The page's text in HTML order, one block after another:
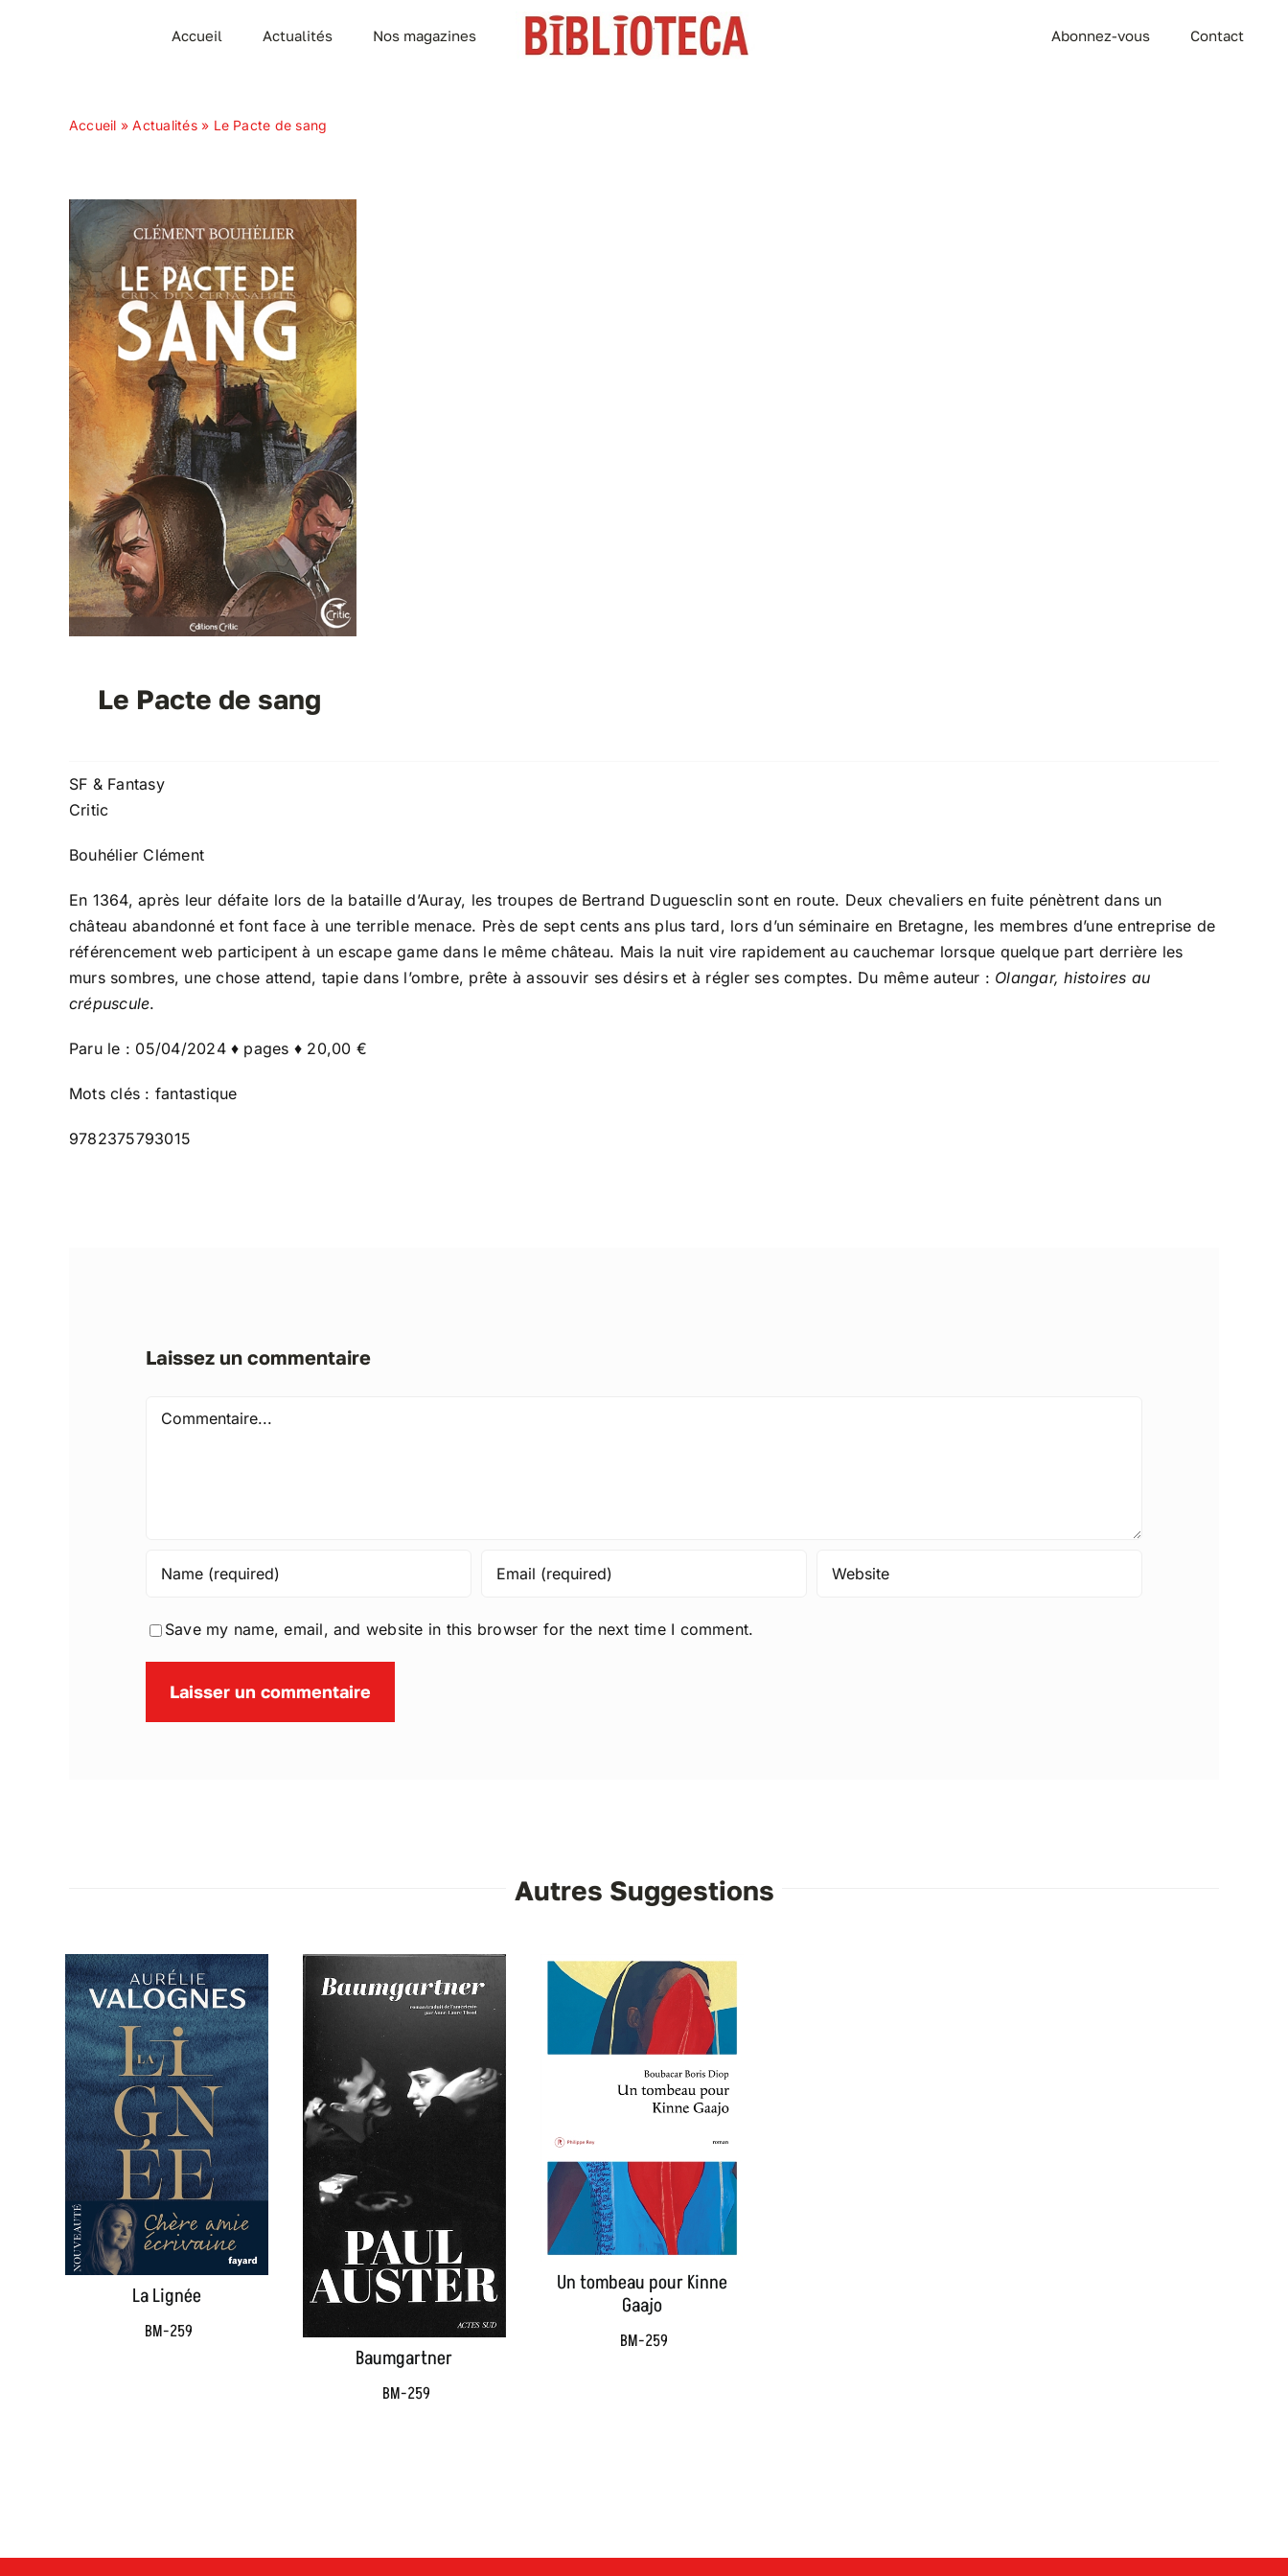
Accueil Actualités Nos magazines Abonnez-vous Contact
Accueil »Actualités» Le Pacte de sang
Le Pacte de sang
SF & Fantasy
Critic
Bouhélier Clément
En 1364, après leur défaite lors de la bataille d’Auray, les troupes de Bertrand Duguesclin sont en route. Deux chevaliers en fuite pénètrent dans un
château abandonné et font face à une terrible menace. Près de sept cents ans plus tard, lors d’un séminaire en Bretagne, les membres d’une entreprise de
référencement web participent à un escape game dans le même château. Mais la nuit vire rapidement au cauchemar lorsque quelque part derrière les
murs sombres, une chose attend, tapie dans l’ombre, prête à assouvir ses désirs et à régler ses comptes. Du même auteur : Olangar, histoires au
crépuscule.
Paru le : 05/04/2024 ♦ pages ♦ 20,00 €
Mots clés : fantastique
9782375793015
Laissez un commentaire
Save my name, email, and website in this browser for the next time I comment.
Autres Suggestions
La Lignée
BM-259
Baumgartner
BM-259
Un tombeau pour Kinne
Gaajo
BM-259